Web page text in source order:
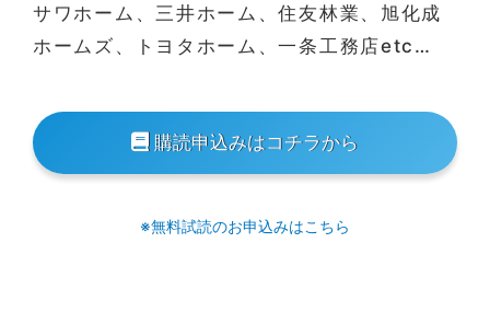
サワホーム、三井ホーム、住友林業、旭化成
ホームズ、トヨタホーム、一条工務店etc…
購読申込みはコチラから
※無料試読のお申込みはこちら